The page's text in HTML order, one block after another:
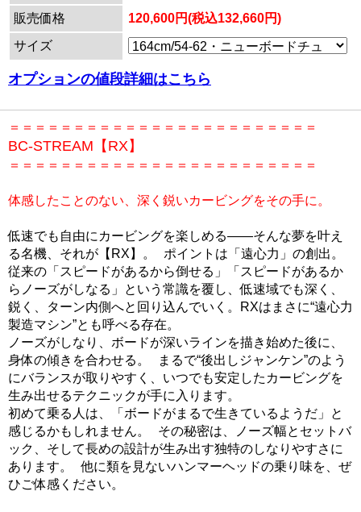
販売価格
120,600円(税込132,660円)
サイズ
オプションの値段詳細はこちら
＝＝＝＝＝＝＝＝＝＝＝＝＝＝＝＝＝＝＝＝＝＝＝＝
BC-STREAM【RX】
＝＝＝＝＝＝＝＝＝＝＝＝＝＝＝＝＝＝＝＝＝＝＝＝
体感したことのない、深く鋭いカービングをその手に。
低速でも自由にカービングを楽しめる――そんな夢を叶え
る名機、それが【RX】。 ポイントは「遠心力」の創出。
従来の「スピードがあるから倒せる」「スピードがあるか
らノーズがしなる」という常識を覆し、低速域でも深く、
鋭く、ターン内側へと回り込んでいく。RXはまさに“遠心力
製造マシン”とも呼べる存在。
ノーズがしなり、ボードが深いラインを描き始めた後に、
身体の傾きを合わせる。 まるで“後出しジャンケン”のよう
にバランスが取りやすく、いつでも安定したカービングを
生み出せるテクニックが手に入ります。
初めて乗る人は、「ボードがまるで生きているようだ」と
感じるかもしれません。 その秘密は、ノーズ幅とセットバ
ック、そして長めの設計が生み出す独特のしなりやすさに
あります。 他に類を見ないハンマーヘッドの乗り味を、ぜ
ひご体感ください。